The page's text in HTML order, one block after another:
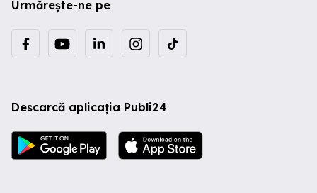
Urmărește-ne pe
Descarcă aplicația Publi24